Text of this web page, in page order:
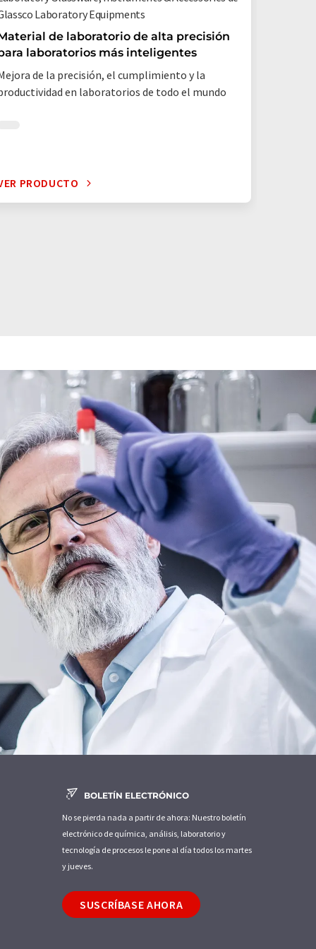
Laboratory Equipments
de laboratorio de alta precisión
laboratorios más inteligentes
de la precisión, el cumplimiento y la
en laboratorios de todo el mundo
PRODUCTO
BOLETÍN ELECTRÓNICO
No se pierda nada a partir de ahora: Nuestro boletín
electrónico de química, análisis, laboratorio y
tecnología de procesos le pone al día todos los martes
y jueves.
SUSCRÍBASE AHORA